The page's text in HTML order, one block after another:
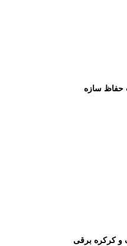
حفاظ سازه
و کرکره برقی